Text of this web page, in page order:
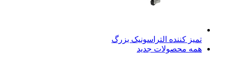
تمیز کننده التراسونیک بزرگ
همه محصولات جدید